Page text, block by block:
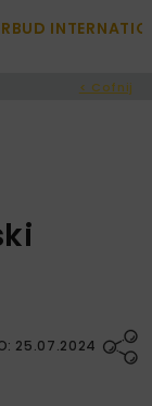
< Cofnij
25.07.2024